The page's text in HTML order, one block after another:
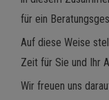
für ein
Auf diese Weise
Zeit für Sie und Ihr
Wir freuen uns